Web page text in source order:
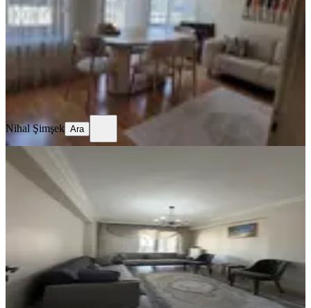
· ·6. Kat
6.500.000 ₺
Nihal Şimşek
Nihal Şimşek Ara
SİTE İÇİ
Ankara, Sincan
4+1·190 m²·5. Kat·06.06.2026
Geri Dönüş: 15 yıl
Talip Coşar